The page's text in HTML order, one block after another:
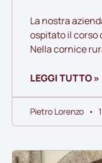
La nostra
ospitato il corso
Nella cornice
LEGGI TUTTO »
Pietro Lorenzo